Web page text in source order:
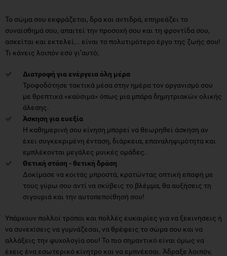
Το σώμα σου εκφράζεται, δρα και αντιδρά, επηρεάζει το
συναίσθημά σου, απαιτεί την προσοχή σου και τη φροντίδα σου,
ασκείται και εκτελεί... είναι το πολυτιμότερο έργο της ζωής σου!
Τι κάνεις λοιπόν εσύ γι’αυτό;
Διατροφή για ενέργεια όλη μέρα
Τροφοδότησε τακτικά μέσα στην ημέρα τον οργανισμό σου
με θρεπτικά «καύσιμα» όπως μια μπάρα δημητριακών ολικής
άλεσης.
Άσκηση για ευεξία
Η καθημερινή σου κίνηση μπορεί να θεωρηθεί άσκηση αν
έχει συγκεκριμένη ένταση, διάρκεια, επαναληψιμότητα και
εμπλέκονται μεγάλες μυικές ομάδες.
Θετική στάση - θετική δράση
Δοκίμασε να κοιτάς μπροστά, κρατώντας οπτική επαφή με
τους γύρω σου αντί να σκύβεις το βλέμμα, θα αυξήσεις τη
σιγουριά και την αυτοπεποίθησή σου!
Υπάρχουν πολλοί τρόποι και πολλές ευκαιρίες για να ξεκινήσεις ή
να συνεχίσεις να γυμνάζεσαι, να θρέφεις το σώμα σου και να
αλλάξεις την ψυχολογία σου! Το πιο σημαντικό είναι όμως να
έχεις ένα εσωτερικό κίνητρο και να εμπνέεσαι. Άδραξε λοιπόν,